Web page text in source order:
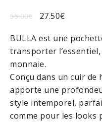
55.00€ 27.50€
BULLA est une
transporter
monnaie.
Conçu dans un cuir
apporte une
style intemporel,
comme pour les looks